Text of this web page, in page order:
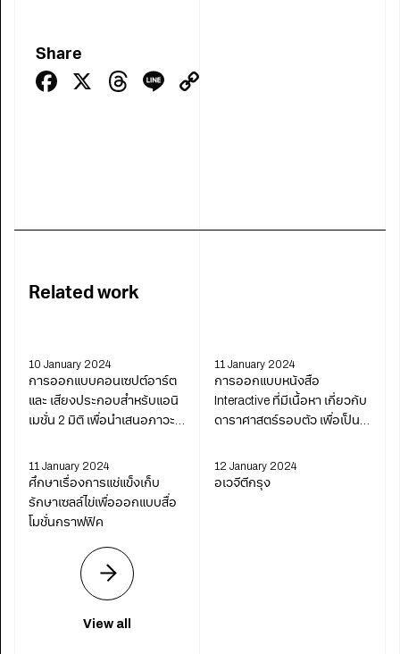
Share
Facebook
X Threads
Line
Related work
10 January 2024
การออกแบบคอนเซปต์อาร์ต
และ เสียงประกอบสำหรับแอนิ
เมชั่น 2 มิติ เพื่อนำเสนอภาวะ
11 January 2024
การออกแบบหนังสือ
Interactive ที่มีเนื้อหา เกี่ยวกับ
ดาราศาสตร์รอบตัว เพื่อเป็น
ศึกษาตอนต้น
11 January 2024
ศึกษาเรื่องการแช่แข็งเก็บ
รักษาเซลล์ไข่เพื่อออกแบบสื่อ
โมชั่นกราฟฟิค
12 January 2024
อเวจีตีกรุง
View all